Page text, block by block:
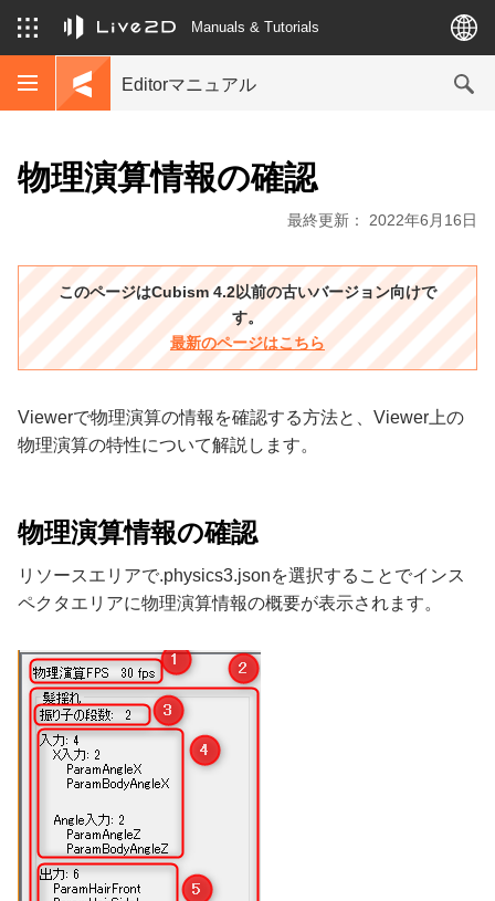
Manuals & Tutorials
Editorマニュアル
物理演算情報の確認
最終更新： 2022年6月16日
このページはCubism 4.2以前の古いバージョン向けで
す。
最新のページはこちら
Viewerで物理演算の情報を確認する方法と、Viewer上の
物理演算の特性について解説します。
物理演算情報の確認
リソースエリアで.physics3.jsonを選択することでインス
ペクタエリアに物理演算情報の概要が表示されます。